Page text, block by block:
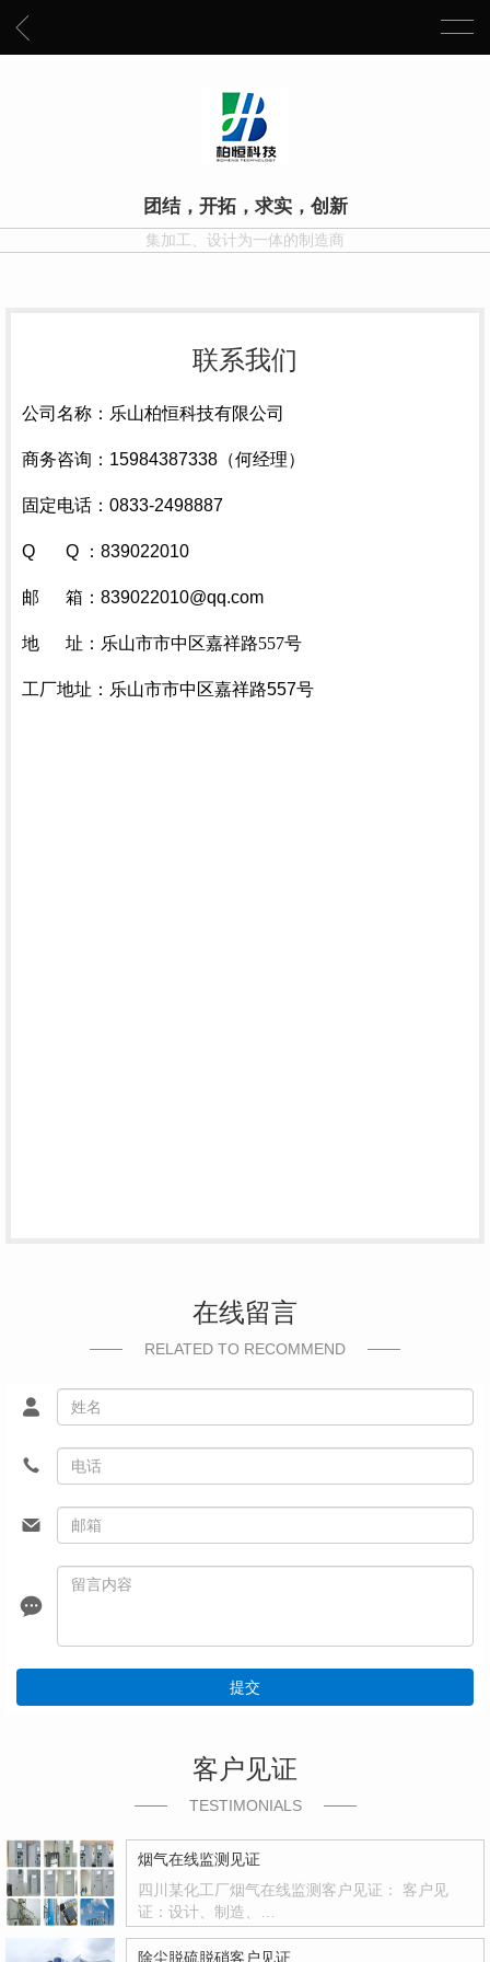
团结，开拓，求实，创新
集加工、设计为一体的制造商
联系我们
公司名称：乐山柏恒科技有限公司
商务咨询：15984387338（何经理）
固定电话：0833-2498887
Q Q ：839022010
邮 箱：839022010@qq.com
地 址： 乐山市市中区嘉祥路557号
工厂地址：乐山市市中区嘉祥路557号
在线留言
RELATED TO RECOMMEND
提交
客户见证
TESTIMONIALS
烟气在线监测见证
四川某化工厂烟气在线监测客户见证： 客户见
证：设计、制造、…
除尘脱硫脱硝客户见证